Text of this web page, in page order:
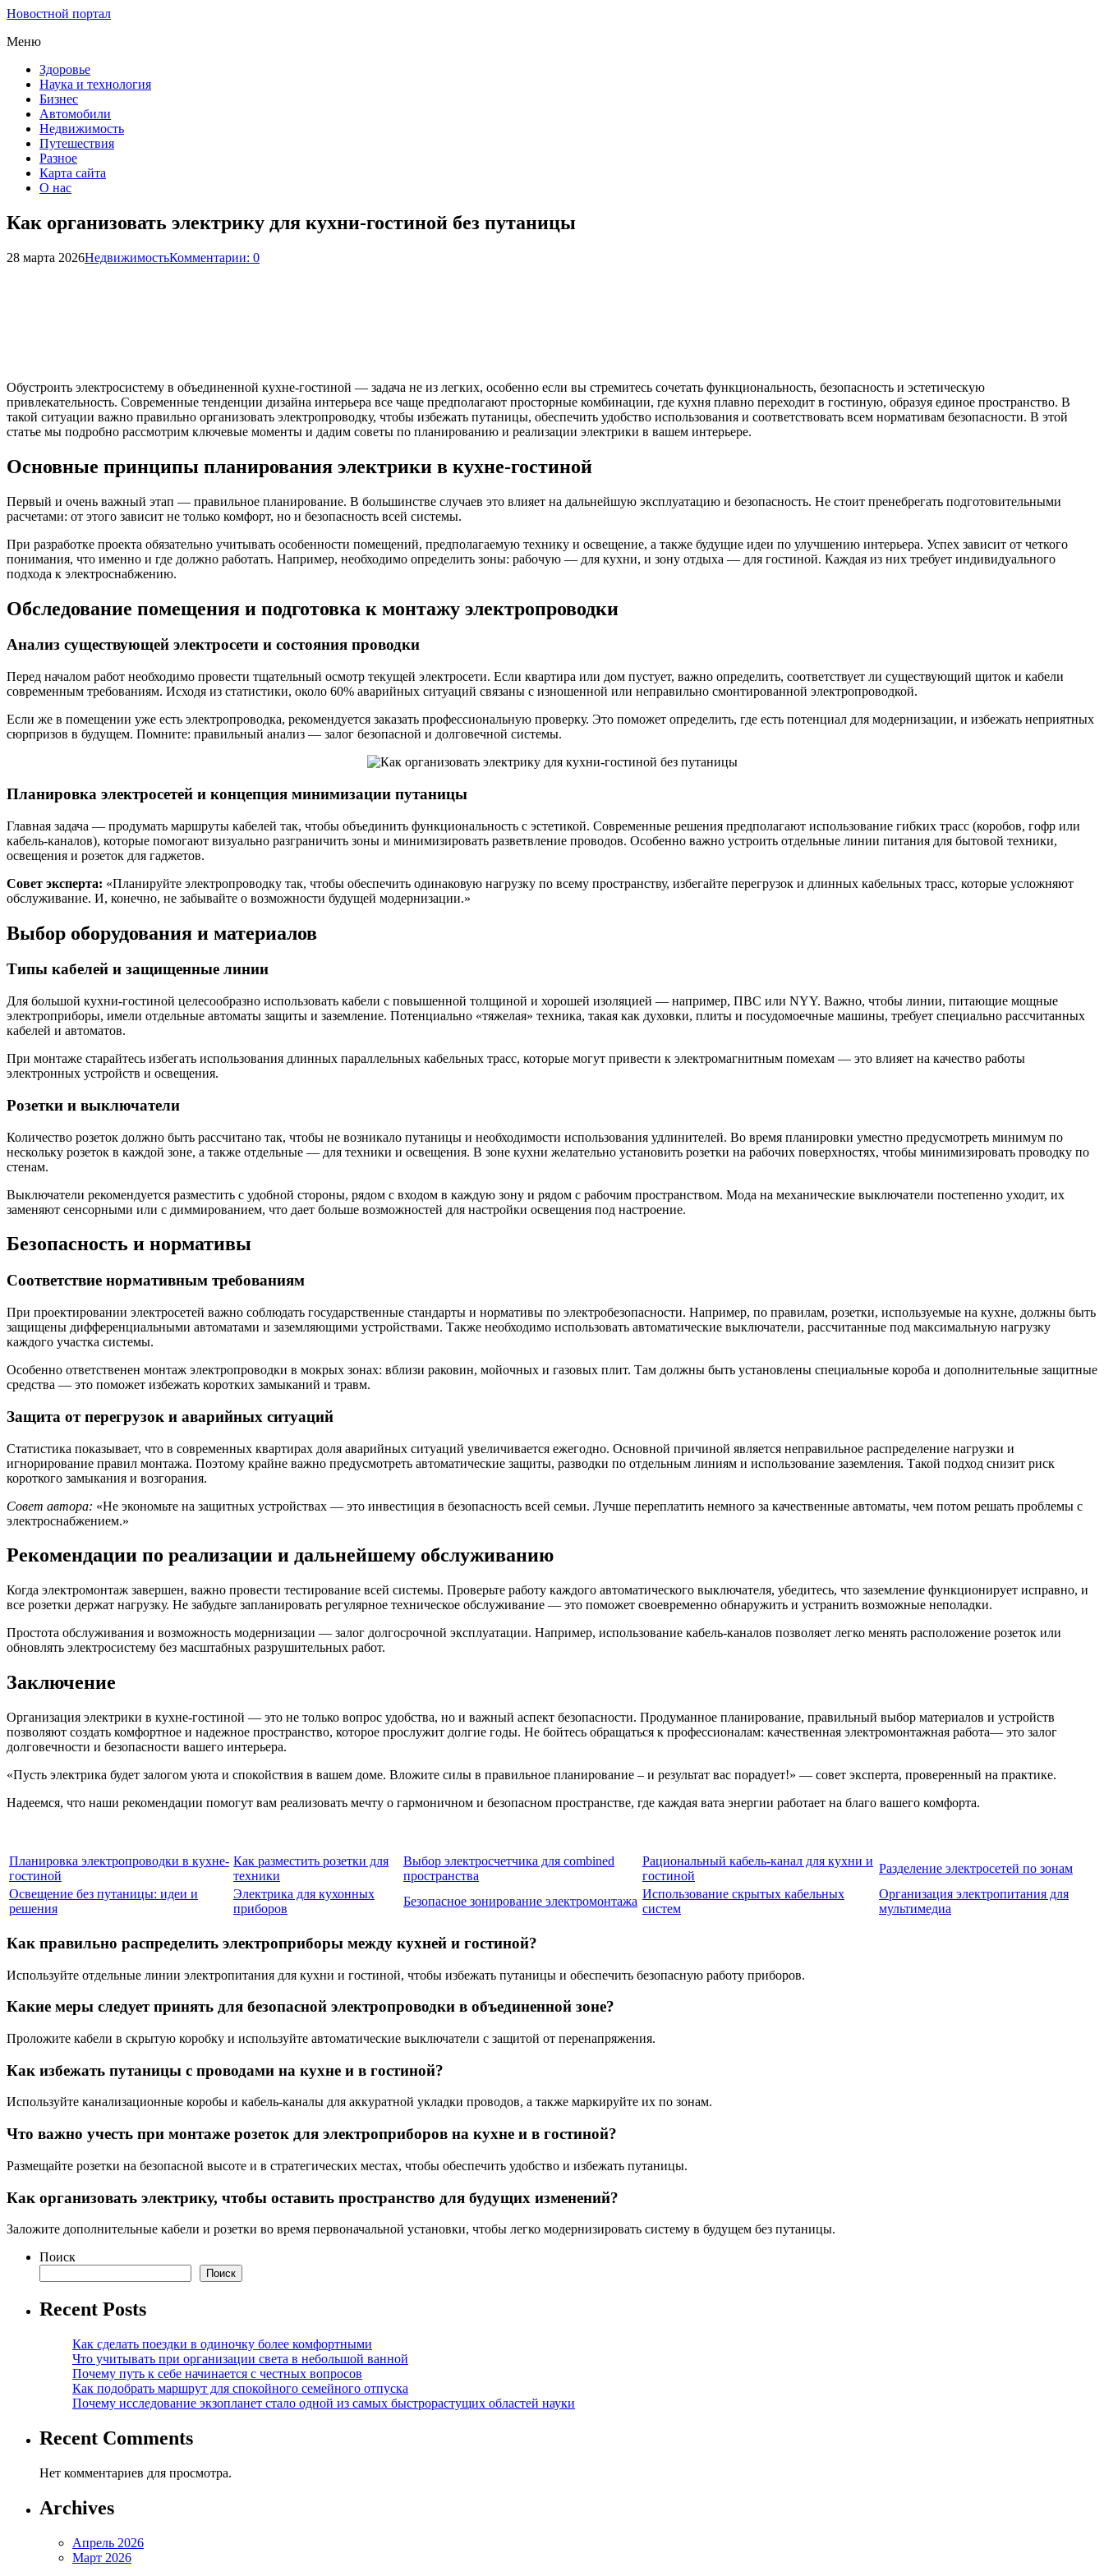
Новостной портал
Меню
Здоровье
Наука и технология
Бизнес
Автомобили
Недвижимость
Путешествия
Разное
Карта сайта
О нас
Как организовать электрику для кухни-гостиной без путаницы
28 марта 2026НедвижимостьКомментарии: 0
Обустроить электросистему в объединенной кухне-гостиной — задача не из легких, особенно если вы стремитесь сочетать функциональность, безопасность и эстетическую
привлекательность. Современные тенденции дизайна интерьера все чаще предполагают просторные комбинации, где кухня плавно переходит в гостиную, образуя единое пространство. В
такой ситуации важно правильно организовать электропроводку, чтобы избежать путаницы, обеспечить удобство использования и соответствовать всем нормативам безопасности. В этой
статье мы подробно рассмотрим ключевые моменты и дадим советы по планированию и реализации электрики в вашем интерьере.
Основные принципы планирования электрики в кухне-гостиной
Первый и очень важный этап — правильное планирование. В большинстве случаев это влияет на дальнейшую эксплуатацию и безопасность. Не стоит пренебрегать подготовительными
расчетами: от этого зависит не только комфорт, но и безопасность всей системы.
При разработке проекта обязательно учитывать особенности помещений, предполагаемую технику и освещение, а также будущие идеи по улучшению интерьера. Успех зависит от четкого
понимания, что именно и где должно работать. Например, необходимо определить зоны: рабочую — для кухни, и зону отдыха — для гостиной. Каждая из них требует индивидуального
подхода к электроснабжению.
Обследование помещения и подготовка к монтажу электропроводки
Анализ существующей электросети и состояния проводки
Перед началом работ необходимо провести тщательный осмотр текущей электросети. Если квартира или дом пустует, важно определить, соответствует ли существующий щиток и кабели
современным требованиям. Исходя из статистики, около 60% аварийных ситуаций связаны с изношенной или неправильно смонтированной электропроводкой.
Если же в помещении уже есть электропроводка, рекомендуется заказать профессиональную проверку. Это поможет определить, где есть потенциал для модернизации, и избежать неприятных
сюрпризов в будущем. Помните: правильный анализ — залог безопасной и долговечной системы.
Планировка электросетей и концепция минимизации путаницы
Главная задача — продумать маршруты кабелей так, чтобы объединить функциональность с эстетикой. Современные решения предполагают использование гибких трасс (коробов, гофр или
кабель-каналов), которые помогают визуально разграничить зоны и минимизировать разветвление проводов. Особенно важно устроить отдельные линии питания для бытовой техники,
освещения и розеток для гаджетов.
Совет эксперта: «Планируйте электропроводку так, чтобы обеспечить одинаковую нагрузку по всему пространству, избегайте перегрузок и длинных кабельных трасс, которые усложняют
обслуживание. И, конечно, не забывайте о возможности будущей модернизации.»
Выбор оборудования и материалов
Типы кабелей и защищенные линии
Для большой кухни-гостиной целесообразно использовать кабели с повышенной толщиной и хорошей изоляцией — например, ПВС или NYY. Важно, чтобы линии, питающие мощные
электроприборы, имели отдельные автоматы защиты и заземление. Потенциально «тяжелая» техника, такая как духовки, плиты и посудомоечные машины, требует специально рассчитанных
кабелей и автоматов.
При монтаже старайтесь избегать использования длинных параллельных кабельных трасс, которые могут привести к электромагнитным помехам — это влияет на качество работы
электронных устройств и освещения.
Розетки и выключатели
Количество розеток должно быть рассчитано так, чтобы не возникало путаницы и необходимости использования удлинителей. Во время планировки уместно предусмотреть минимум по
нескольку розеток в каждой зоне, а также отдельные — для техники и освещения. В зоне кухни желательно установить розетки на рабочих поверхностях, чтобы минимизировать проводку по
стенам.
Выключатели рекомендуется разместить с удобной стороны, рядом с входом в каждую зону и рядом с рабочим пространством. Мода на механические выключатели постепенно уходит, их
заменяют сенсорными или с диммированием, что дает больше возможностей для настройки освещения под настроение.
Безопасность и нормативы
Соответствие нормативным требованиям
При проектировании электросетей важно соблюдать государственные стандарты и нормативы по электробезопасности. Например, по правилам, розетки, используемые на кухне, должны быть
защищены дифференциальными автоматами и заземляющими устройствами. Также необходимо использовать автоматические выключатели, рассчитанные под максимальную нагрузку
каждого участка системы.
Особенно ответственен монтаж электропроводки в мокрых зонах: вблизи раковин, мойочных и газовых плит. Там должны быть установлены специальные короба и дополнительные защитные
средства — это поможет избежать коротких замыканий и травм.
Защита от перегрузок и аварийных ситуаций
Статистика показывает, что в современных квартирах доля аварийных ситуаций увеличивается ежегодно. Основной причиной является неправильное распределение нагрузки и
игнорирование правил монтажа. Поэтому крайне важно предусмотреть автоматические защиты, разводки по отдельным линиям и использование заземления. Такой подход снизит риск
короткого замыкания и возгорания.
Совет автора: «Не экономьте на защитных устройствах — это инвестиция в безопасность всей семьи. Лучше переплатить немного за качественные автоматы, чем потом решать проблемы с
электроснабжением.»
Рекомендации по реализации и дальнейшему обслуживанию
Когда электромонтаж завершен, важно провести тестирование всей системы. Проверьте работу каждого автоматического выключателя, убедитесь, что заземление функционирует исправно, и
все розетки держат нагрузку. Не забудьте запланировать регулярное техническое обслуживание — это поможет своевременно обнаружить и устранить возможные неполадки.
Простота обслуживания и возможность модернизации — залог долгосрочной эксплуатации. Например, использование кабель-каналов позволяет легко менять расположение розеток или
обновлять электросистему без масштабных разрушительных работ.
Заключение
Организация электрики в кухне-гостиной — это не только вопрос удобства, но и важный аспект безопасности. Продуманное планирование, правильный выбор материалов и устройств
позволяют создать комфортное и надежное пространство, которое прослужит долгие годы. Не бойтесь обращаться к профессионалам: качественная электромонтажная работа— это залог
долговечности и безопасности вашего интерьера.
«Пусть электрика будет залогом уюта и спокойствия в вашем доме. Вложите силы в правильное планирование – и результат вас порадует!» — совет эксперта, проверенный на практике.
Надеемся, что наши рекомендации помогут вам реализовать мечту о гармоничном и безопасном пространстве, где каждая вата энергии работает на благо вашего комфорта.
Планировка электропроводки в кухне-
гостиной
Как разместить розетки для
техники
Выбор электросчетчика для combined
пространства
Рациональный кабель-канал для кухни и
гостиной
Разделение электросетей по зонам
Освещение без путаницы: идеи и
решения
Электрика для кухонных
приборов
Безопасное зонирование электромонтажа
Использование скрытых кабельных
систем
Организация электропитания для
мультимедиа
Как правильно распределить электроприборы между кухней и гостиной?
Используйте отдельные линии электропитания для кухни и гостиной, чтобы избежать путаницы и обеспечить безопасную работу приборов.
Какие меры следует принять для безопасной электропроводки в объединенной зоне?
Проложите кабели в скрытую коробку и используйте автоматические выключатели с защитой от перенапряжения.
Как избежать путаницы с проводами на кухне и в гостиной?
Используйте канализационные коробы и кабель-каналы для аккуратной укладки проводов, а также маркируйте их по зонам.
Что важно учесть при монтаже розеток для электроприборов на кухне и в гостиной?
Размещайте розетки на безопасной высоте и в стратегических местах, чтобы обеспечить удобство и избежать путаницы.
Как организовать электрику, чтобы оставить пространство для будущих изменений?
Заложите дополнительные кабели и розетки во время первоначальной установки, чтобы легко модернизировать систему в будущем без путаницы.
Поиск
Поиск
Recent Posts
Как сделать поездки в одиночку более комфортными
Что учитывать при организации света в небольшой ванной
Почему путь к себе начинается с честных вопросов
Как подобрать маршрут для спокойного семейного отпуска
Почему исследование экзопланет стало одной из самых быстрорастущих областей науки
Recent Comments
Нет комментариев для просмотра.
Archives
Апрель 2026
Март 2026